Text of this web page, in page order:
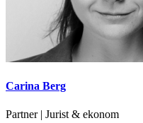
Carina Berg
Partner | Jurist & ekonom